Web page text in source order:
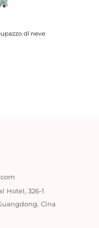
di neve
di neve
Hotel, 326-1
Cina